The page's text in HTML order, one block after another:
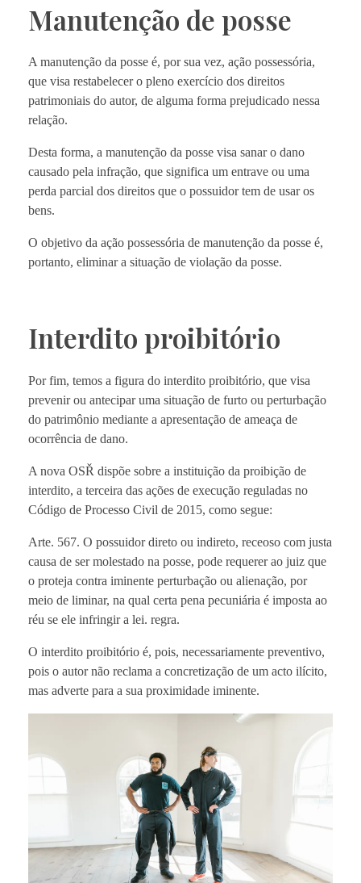
Manutenção de posse
A manutenção da posse é, por sua vez, ação possessória,
que visa restabelecer o pleno exercício dos direitos
patrimoniais do autor, de alguma forma prejudicado nessa
relação.
Desta forma, a manutenção da posse visa sanar o dano
causado pela infração, que significa um entrave ou uma
perda parcial dos direitos que o possuidor tem de usar os
bens.
O objetivo da ação possessória de manutenção da posse é,
portanto, eliminar a situação de violação da posse.
Interdito proibitório
Por fim, temos a figura do interdito proibitório, que visa
prevenir ou antecipar uma situação de furto ou perturbação
do patrimônio mediante a apresentação de ameaça de
ocorrência de dano.
A nova OSŘ dispõe sobre a instituição da proibição de
interdito, a terceira das ações de execução reguladas no
Código de Processo Civil de 2015, como segue:
Arte. 567. O possuidor direto ou indireto, receoso com justa
causa de ser molestado na posse, pode requerer ao juiz que
o proteja contra iminente perturbação ou alienação, por
meio de liminar, na qual certa pena pecuniária é imposta ao
réu se ele infringir a lei. regra.
O interdito proibitório é, pois, necessariamente preventivo,
pois o autor não reclama a concretização de um acto ilícito,
mas adverte para a sua proximidade iminente.